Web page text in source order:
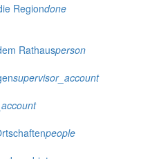
Regiondone
Rathausperson
supervisor_account
people